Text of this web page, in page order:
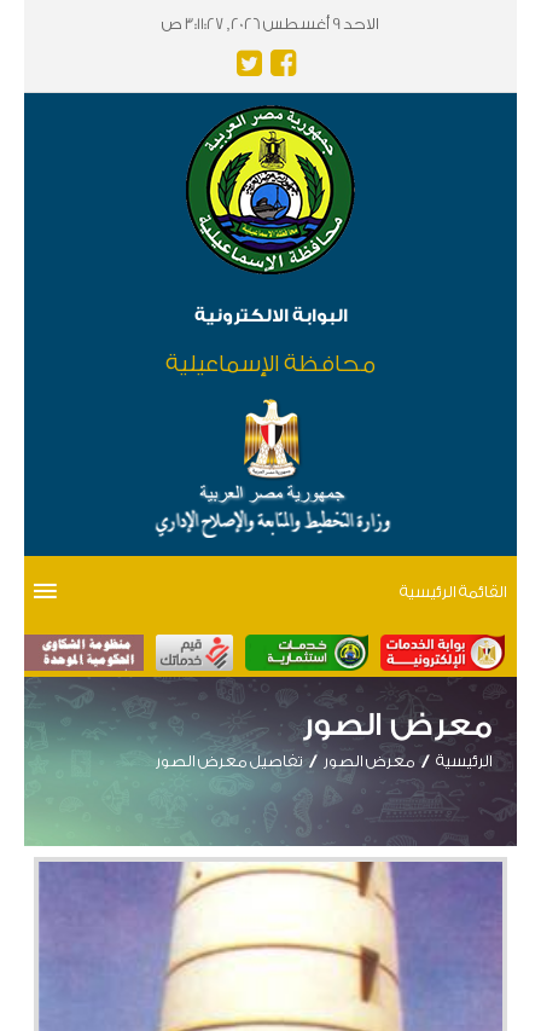
الاحد 9 أغسطس 2026, 3:11:28 ص
البوابة الالكترونية
محافظة الإسماعيلية
القائمة الرئيسية
معرض الصور
الرئيسية معرض الصور تفاصيل معرض الصور